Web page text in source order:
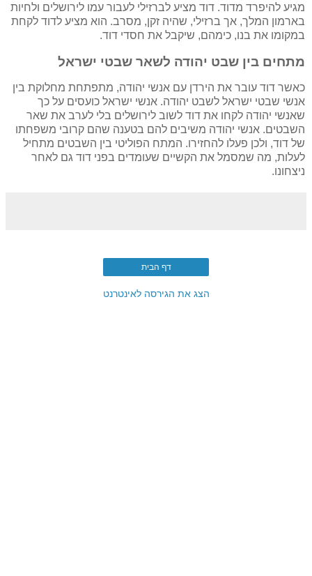
מגיע להיפרד מדוד. דוד מציע לברזילי לעבור עמו לירושלים ולחיות
בארמון המלך, אך ברזילי, שהיה זקן, מסרב. הוא מציע לדוד לקחת
במקומו את בנו, כימהם, שיקבל את חסדי דוד.
מתחים בין שבט יהודה לשאר שבטי ישראל
כאשר דוד עובר את הירדן עם אנשי יהודה, מתפתחת מחלוקת בין
אנשי שבטי ישראל לשבט יהודה. אנשי ישראל כועסים על כך
שאנשי יהודה לקחו את דוד לשוב לירושלים בלי לערב את שאר
השבטים. אנשי יהודה משיבים להם בטענה שהם קרובי משפחתו
של דוד, ולכן פעלו להחזירו. המתח הפוליטי בין השבטים מתחיל
לעלות, מה שמסמל את הקשיים שעומדים בפני דוד גם לאחר
ניצחונו.
דף הבית
הצג את הגירסה לאינטרנט